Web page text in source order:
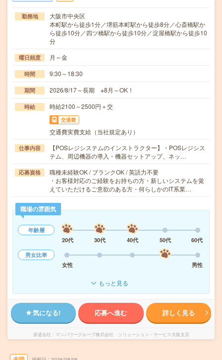
勤務地
大阪市中央区
本町駅から徒歩1分／堺筋本町駅から徒歩8分／心斎橋駅か
ら徒歩10分／四ツ橋駅から徒歩10分／淀屋橋駅から徒歩10
分
曜日頻度 月～金
時間 9:30～18:30
期間 2026/8/17～長期 ※8月～OK！
時給 時給2100～2500円＋交
交通費
交通費実費支給（当社規定あり）
仕事内容
【POSレジシステムのインストラクター】・POSレジシス
テム、周辺機器の導入・機器セットアップ、ネッ…
応募資格
職種未経験OK / ブランクOK / 英語力不要
・お客様対応のご経験をお持ちの方・新しいシステムを覚
えていただけるご意欲のある方・何らしかのIT系業…
職場の雰囲気
年齢層
20代
30代 40代 50代
60代
男女比率
女性
男性
もっと見る
気になる! 応募へ進む 詳しく見る
派遣会社 マンパワーグループ株式会社 ソリューション・サービス大阪支店